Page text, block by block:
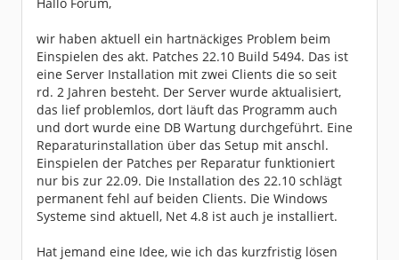
wir haben aktuell ein hartnäckiges Problem beim
Einspielen des akt. Patches 22.10 Build 5494. Das ist
eine Server Installation mit zwei Clients die so seit
rd. 2 Jahren besteht. Der Server wurde aktualisiert,
das lief problemlos, dort läuft das Programm auch
und dort wurde eine DB Wartung durchgeführt. Eine
Reparaturinstallation über das Setup mit anschl.
Einspielen der Patches per Reparatur funktioniert
nur bis zur 22.09. Die Installation des 22.10 schlägt
permanent fehl auf beiden Clients. Die Windows
Systeme sind aktuell, Net 4.8 ist auch je installiert.
Hat jemand eine Idee, wie ich das kurzfristig lösen